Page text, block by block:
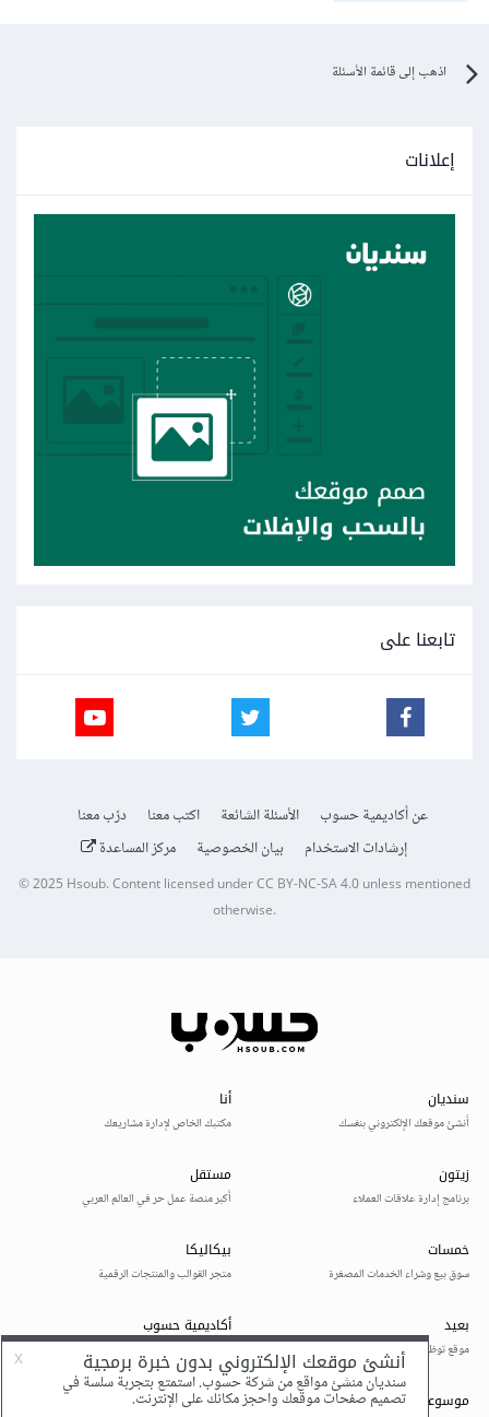
اذهب إلى قائمة الأسئلة
إعلانات
تابعنا على
عن أكاديمية حسوب الأسئلة الشائعة اكتب معنا
درّب معنا
إرشادات الاستخدام
بيان الخصوصية مركز المساعدة
© 2025Hsoub.Content licensed underCC BY-NC-SA 4.0unless mentioned
otherwise.